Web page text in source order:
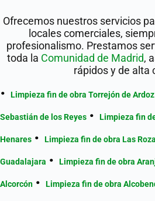
Ofrecemos nuestros servicios
locales comerciales,
profesionalismo. Prestamos
toda la Comunidad de Madrid,
rápidos y de alta
Limpieza fin de obra Torrejón de Ardoz
Sebastián de los Reyes Limpieza fin
Henares Limpieza fin de obra Las
Guadalajara Limpieza fin de obra
Alcorcón Limpieza fin de obra